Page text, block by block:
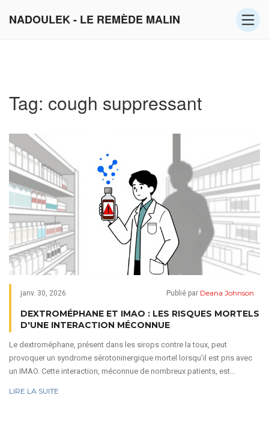
NADOULEK - LE REMÈDE MALIN
Tag: cough suppressant
janv. 30, 2026 Publié par Deana Johnson
DEXTROMÉPHANE ET IMAO : LES RISQUES MORTELS
D'UNE INTERACTION MÉCONNUE
Le dextroméphane, présent dans les sirops contre la toux, peut
provoquer un syndrome sérotoninergique mortel lorsqu'il est pris avec
un IMAO. Cette interaction, méconnue de nombreux patients, est
LIRE LA SUITE